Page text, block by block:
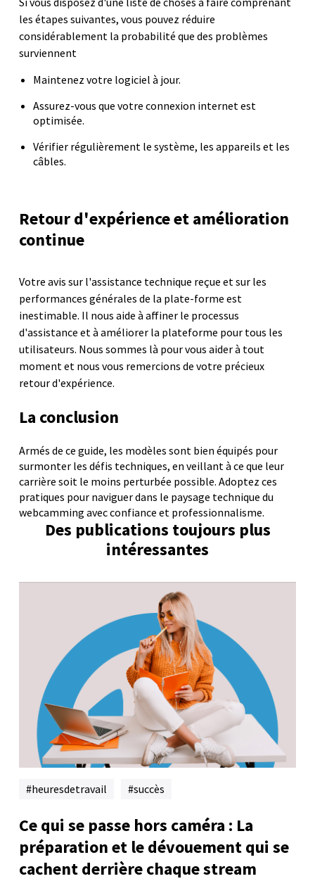
les étapes suivantes, vous pouvez réduire
considérablement la probabilité que des problèmes
surviennent
Maintenez votre logiciel à jour.
Assurez-vous que votre connexion internet est
optimisée.
Vérifier régulièrement le système, les appareils et les
câbles.
Retour d'expérience et amélioration
continue
Votre avis sur l'assistance technique reçue et sur les
performances générales de la plate-forme est
inestimable. Il nous aide à affiner le processus
d'assistance et à améliorer la plateforme pour tous les
utilisateurs. Nous sommes là pour vous aider à tout
moment et nous vous remercions de votre précieux
retour d'expérience.
La conclusion
Armés de ce guide, les modèles sont bien équipés pour
surmonter les défis techniques, en veillant à ce que leur
carrière soit le moins perturbée possible. Adoptez ces
pratiques pour naviguer dans le paysage technique du
webcamming avec confiance et professionnalisme.
Des publications toujours plus
intéressantes
heuresdetravail succès
Ce qui se passe hors caméra : La
préparation et le dévouement qui se
cachent derrière chaque stream